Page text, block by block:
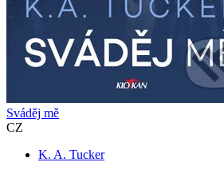
Sváděj mě
CZ
K. A. Tucker